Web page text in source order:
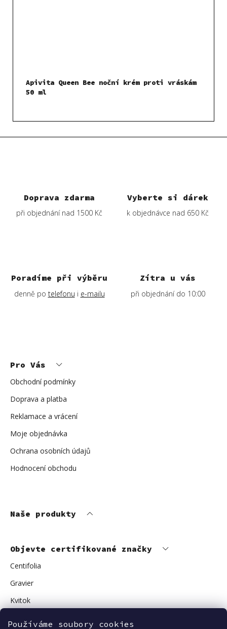
Používáme soubory cookies
Doprava zdarma
při objednání nad 1500 Kč
Vyberte si dárek
k objednávce nad 650 Kč
Poradíme při výběru
denně po telefonu i e-mailu
Zítra u vás
při objednání do 10:00
Apivita Queen Bee noční krém proti vráskám
50 ml
Pro Vás
Obchodní podmínky
Doprava a platba
Reklamace a vrácení
Moje objednávka
Ochrana osobních údajů
Hodnocení obchodu
Naše produkty
Objevte certifikované značky
Centifolia
Gravier
Kvitok